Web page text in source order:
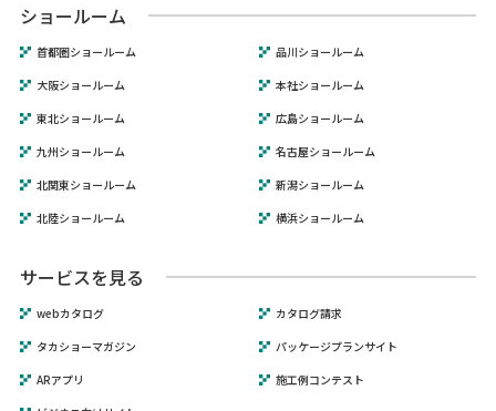
ショールーム
首都圏ショールーム
品川ショールーム
大阪ショールーム
本社ショールーム
東北ショールーム
広島ショールーム
九州ショールーム
名古屋ショールーム
北関東ショールーム
新潟ショールーム
北陸ショールーム
横浜ショールーム
サービスを見る
webカタログ
カタログ請求
タカショーマガジン
パッケージプランサイト
ARアプリ
施工例コンテスト